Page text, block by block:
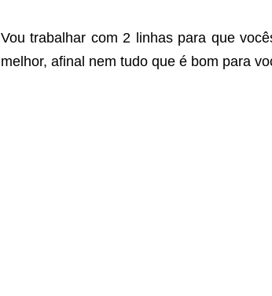
Vou trabalhar com 2 linhas para que
melhor, afinal nem tudo que é bom para